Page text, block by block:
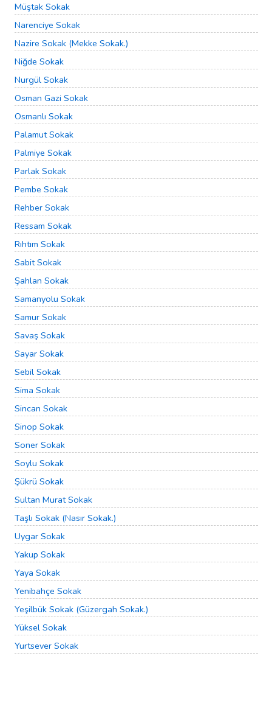
Müştak Sokak
Narenciye Sokak
Nazire Sokak (Mekke Sokak.)
Niğde Sokak
Nurgül Sokak
Osman Gazi Sokak
Osmanlı Sokak
Palamut Sokak
Palmiye Sokak
Parlak Sokak
Pembe Sokak
Rehber Sokak
Ressam Sokak
Rıhtım Sokak
Sabit Sokak
Şahlan Sokak
Samanyolu Sokak
Samur Sokak
Savaş Sokak
Sayar Sokak
Sebil Sokak
Sima Sokak
Sincan Sokak
Sinop Sokak
Soner Sokak
Soylu Sokak
Şükrü Sokak
Sultan Murat Sokak
Taşlı Sokak (Nasır Sokak.)
Uygar Sokak
Yakup Sokak
Yaya Sokak
Yenibahçe Sokak
Yeşilbük Sokak (Güzergah Sokak.)
Yüksel Sokak
Yurtsever Sokak